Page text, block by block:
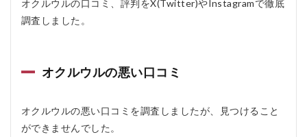
口コ
ミ
ク
ル
と
は
オクルウルの口コミ、評判をX(Twitter)やInstagramで徹底
調査しました。
オクルウルの悪い口コミ
オクルウルの悪い口コミを調査しましたが、見つけること
ができませんでした。